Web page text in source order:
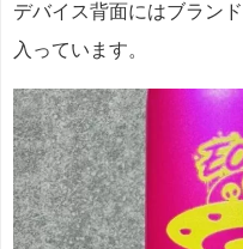
デバイス背面にはブラン
入っています。